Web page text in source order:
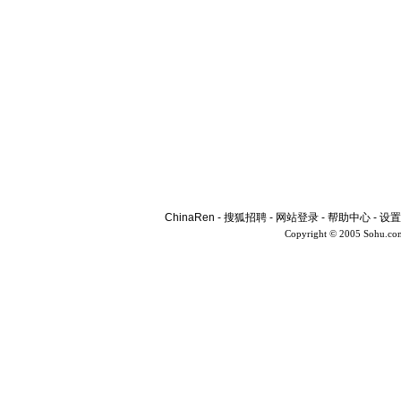
ChinaRen - 搜狐招聘 - 网站登录 - 帮助中心 - 设
Copyright © 2005